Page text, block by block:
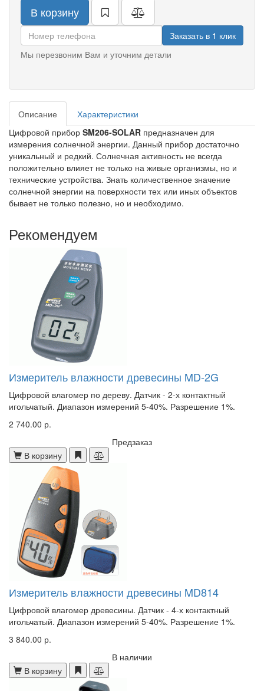
В корзину
Заказать в 1 клик
Мы перезвоним Вам и уточним детали
Описание
Характеристики
Цифровой прибор SM206-SOLAR предназначен для
измерения солнечной энергии. Данный прибор достаточно
уникальный и редкий. Солнечная активность не всегда
положительно влияет не только на живые организмы, но и
технические устройства. Знать количественное значение
солнечной энергии на поверхности тех или иных объектов
бывает не только полезно, но и необходимо.
Рекомендуем
Измеритель влажности древесины MD-2G
Цифровой влагомер по дереву. Датчик - 2-х контактный
игольчатый. Диапазон измерений 5-40%. Разрешение 1%.
2 740.00 р.
Предзаказ
В корзину
Измеритель влажности древесины MD814
Цифровой влагомер древесины. Датчик - 4-х контактный
игольчатый. Диапазон измерений 5-40%. Разрешение 1%.
3 840.00 р.
В наличии
В корзину